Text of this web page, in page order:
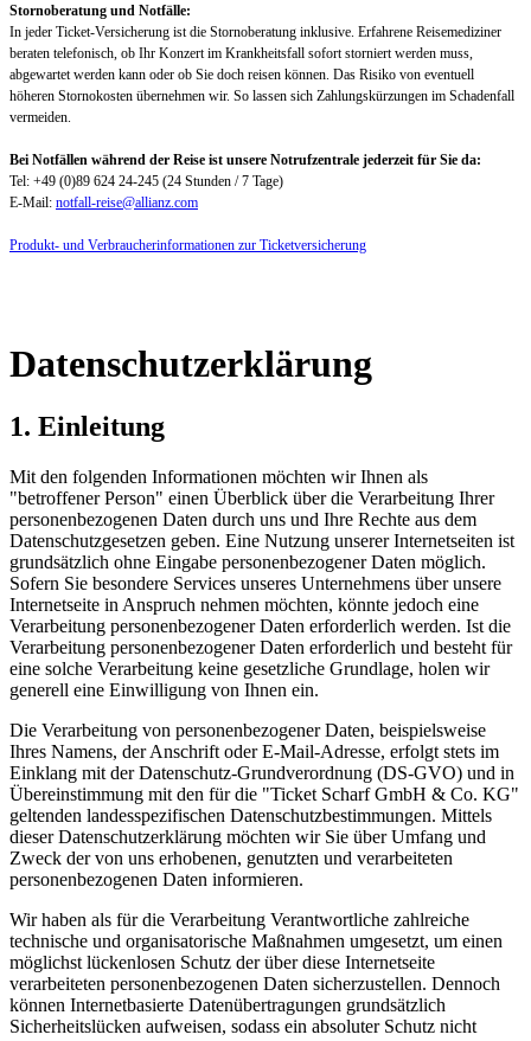
Stornoberatung und Notfälle:
In jeder Ticket-Versicherung ist die Stornoberatung inklusive. Erfahrene Reisemediziner
beraten telefonisch, ob Ihr Konzert im Krankheitsfall sofort storniert werden muss,
abgewartet werden kann oder ob Sie doch reisen können. Das Risiko von eventuell
höheren Stornokosten übernehmen wir. So lassen sich Zahlungskürzungen im Schadenfall
vermeiden.
Bei Notfällen während der Reise ist unsere Notrufzentrale jederzeit für Sie da:
Tel: +49 (0)89 624 24-245 (24 Stunden / 7 Tage)
E-Mail: notfall-reise@allianz.com
Produkt- und Verbraucherinformationen zur Ticketversicherung
Datenschutzerklärung
1. Einleitung
Mit den folgenden Informationen möchten wir Ihnen als
"betroffener Person" einen Überblick über die Verarbeitung Ihrer
personenbezogenen Daten durch uns und Ihre Rechte aus dem
Datenschutzgesetzen geben. Eine Nutzung unserer Internetseiten ist
grundsätzlich ohne Eingabe personenbezogener Daten möglich.
Sofern Sie besondere Services unseres Unternehmens über unsere
Internetseite in Anspruch nehmen möchten, könnte jedoch eine
Verarbeitung personenbezogener Daten erforderlich werden. Ist die
Verarbeitung personenbezogener Daten erforderlich und besteht für
eine solche Verarbeitung keine gesetzliche Grundlage, holen wir
generell eine Einwilligung von Ihnen ein.
Die Verarbeitung von personenbezogener Daten, beispielsweise
Ihres Namens, der Anschrift oder E-Mail-Adresse, erfolgt stets im
Einklang mit der Datenschutz-Grundverordnung (DS-GVO) und in
Übereinstimmung mit den für die "Ticket Scharf GmbH & Co. KG"
geltenden landesspezifischen Datenschutzbestimmungen. Mittels
dieser Datenschutzerklärung möchten wir Sie über Umfang und
Zweck der von uns erhobenen, genutzten und verarbeiteten
personenbezogenen Daten informieren.
Wir haben als für die Verarbeitung Verantwortliche zahlreiche
technische und organisatorische Maßnahmen umgesetzt, um einen
möglichst lückenlosen Schutz der über diese Internetseite
verarbeiteten personenbezogenen Daten sicherzustellen. Dennoch
können Internetbasierte Datenübertragungen grundsätzlich
Sicherheitslücken aufweisen, sodass ein absoluter Schutz nicht